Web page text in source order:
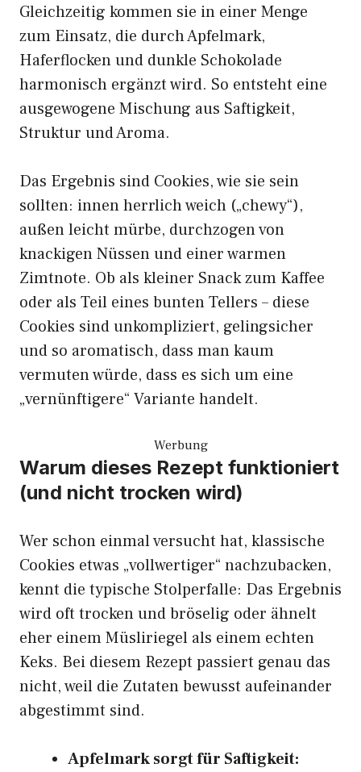
Gleichzeitig kommen sie in einer Menge
zum Einsatz, die durch Apfelmark,
Haferflocken und dunkle Schokolade
harmonisch ergänzt wird. So entsteht eine
ausgewogene Mischung aus Saftigkeit,
Struktur und Aroma.
Das Ergebnis sind Cookies, wie sie sein
sollten: innen herrlich weich („chewy“),
außen leicht mürbe, durchzogen von
knackigen Nüssen und einer warmen
Zimtnote. Ob als kleiner Snack zum Kaffee
oder als Teil eines bunten Tellers – diese
Cookies sind unkompliziert, gelingsicher
und so aromatisch, dass man kaum
vermuten würde, dass es sich um eine
„vernünftigere“ Variante handelt.
Werbung
Warum dieses Rezept funktioniert
(und nicht trocken wird)
Wer schon einmal versucht hat, klassische
Cookies etwas „vollwertiger“ nachzubacken,
kennt die typische Stolperfalle: Das Ergebnis
wird oft trocken und bröselig oder ähnelt
eher einem Müsliriegel als einem echten
Keks. Bei diesem Rezept passiert genau das
nicht, weil die Zutaten bewusst aufeinander
abgestimmt sind.
Apfelmark sorgt für Saftigkeit: